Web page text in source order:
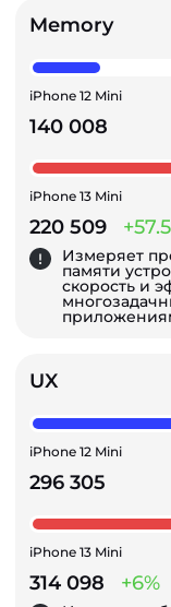
Memory
iPhone 12 Mini
140 008
iPhone 13 Mini
220 509
Измеряет
памяти
скорость и
UX
iPhone 12 Mini
296 305
iPhone 13 Mini
314 098 +6%